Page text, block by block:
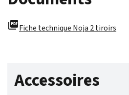
picture_as_pdfFiche technique Noja 2 tiroirs
Accessoires